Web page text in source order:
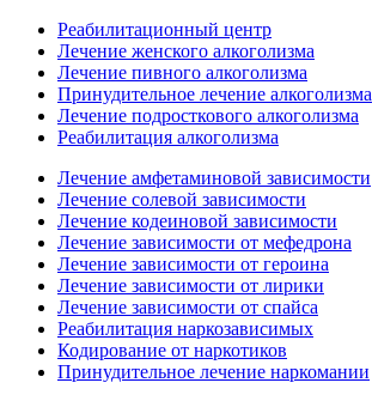
Реабилитационный центр
Лечение женского алкоголизма
Лечение пивного алкоголизма
Принудительное лечение алкоголизма
Лечение подросткового алкоголизма
Реабилитация алкоголизма
Лечение амфетаминовой зависимости
Лечение солевой зависимости
Лечение кодеиновой зависимости
Лечение зависимости от мефедрона
Лечение зависимости от героина
Лечение зависимости от лирики
Лечение зависимости от спайса
Реабилитация наркозависимых
Кодирование от наркотиков
Принудительное лечение наркомании